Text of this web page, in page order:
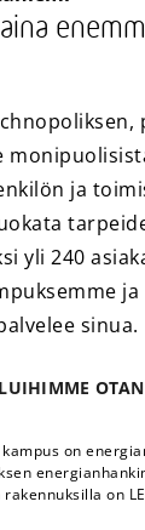
ja
yli 240
sinua.
on
rakennuksilla on